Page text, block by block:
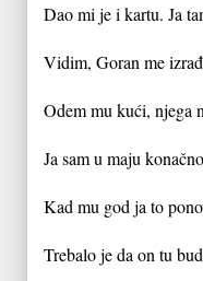
Dao mi je i kartu. Ja
Vidim, Goran me
Odem mu kući, njega
Ja sam u maju
Kad mu god ja to
Trebalo je da on tu